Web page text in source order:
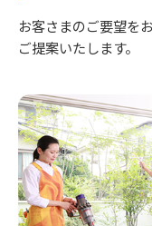
お客さまのご要望を
ご提案いたします。